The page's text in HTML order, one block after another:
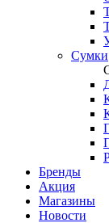
Сумки
Бренды
Акция
Магазины
Новости